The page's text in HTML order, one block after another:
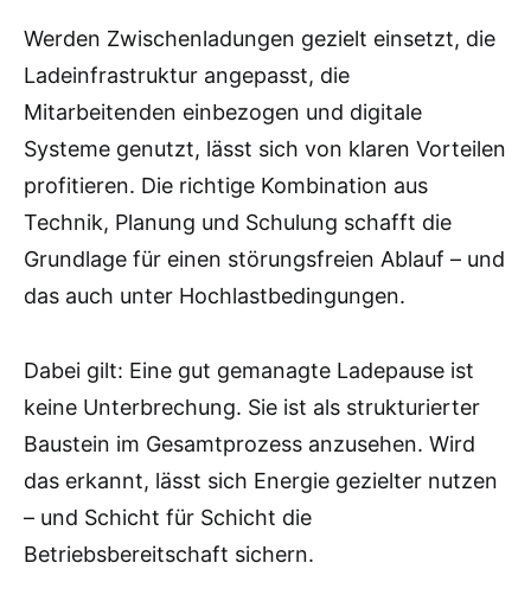
Werden Zwischenladungen gezielt einsetzt, die
Ladeinfrastruktur angepasst, die
Mitarbeitenden einbezogen und digitale
Systeme genutzt, lässt sich von klaren Vorteilen
profitieren. Die richtige Kombination aus
Technik, Planung und Schulung schafft die
Grundlage für einen störungsfreien Ablauf – und
das auch unter Hochlastbedingungen.
Dabei gilt: Eine gut gemanagte Ladepause ist
keine Unterbrechung. Sie ist als strukturierter
Baustein im Gesamtprozess anzusehen. Wird
das erkannt, lässt sich Energie gezielter nutzen
– und Schicht für Schicht die
Betriebsbereitschaft sichern.